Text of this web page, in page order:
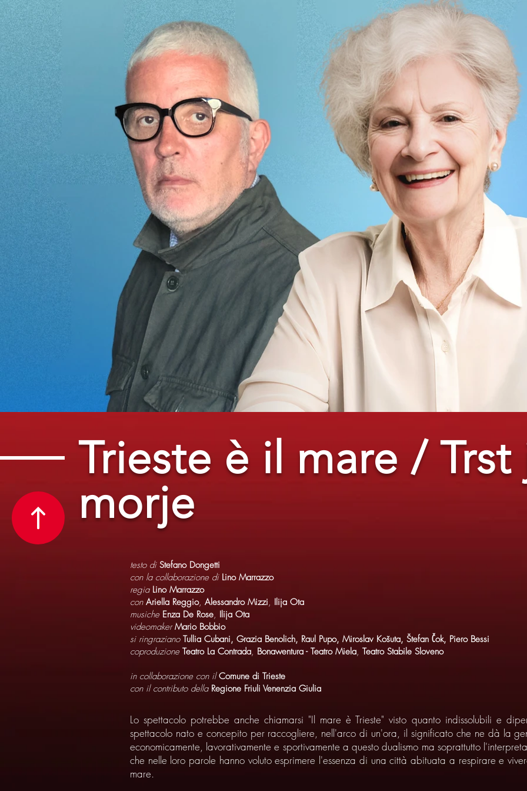
Trieste è il mare / Trst
morje
testo di Stefano Dongetti
con la collaborazione di Lino Marrazzo
regia Lino Marrazzo
con Ariella Reggio, Alessandro Mizzi, Ilija Ota
musiche Enza De Rose, Ilija Ota
videomaker Mario Bobbio
si ringraziano Tullia Cubani, Grazia Benolich, Raul Pupo, Miroslav Košuta, Štefan Čok, Piero Bessi
coproduzione Teatro La Contrada, Bonawentura - Teatro Miela, Teatro Stabile Sloveno
in collaborazione con il Comune di Trieste
con il contributo della Regione Friuli Venenzia Giulia
Lo spettacolo potrebbe anche chiamarsi "Il mare è Trieste" visto quanto indissolubili e
spettacolo nato e concepito per raccogliere, nell'arco di un'ora, il significato che ne dà la
economicamente, lavorativamente e sportivamente a questo dualismo ma soprattutto
che nelle loro parole hanno voluto esprimere l'essenza di una città abituata a respirare e
mare.